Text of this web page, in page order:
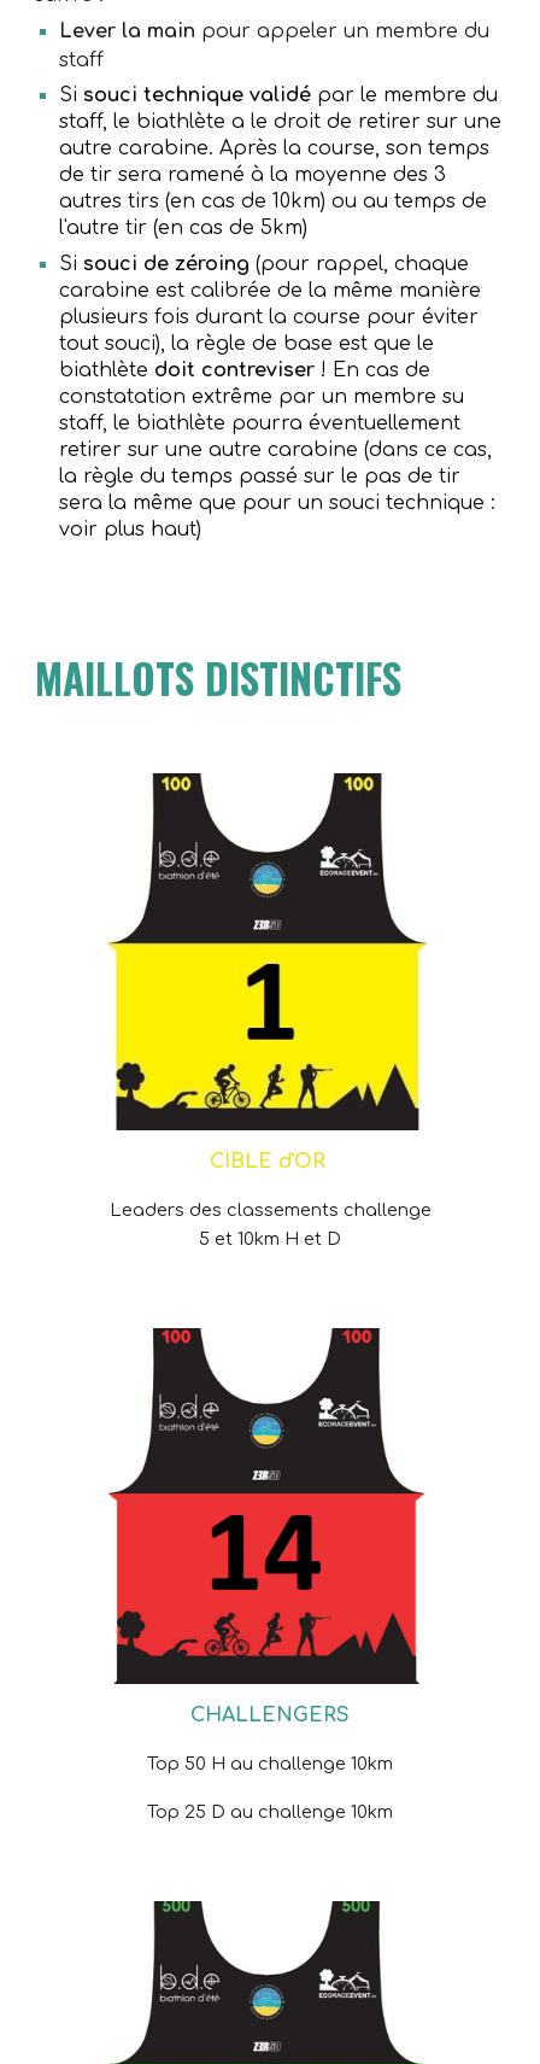
Lever la main pour appeler un membre du
staff
Si souci technique validé par le membre du
staff, le biathlète a le droit de retirer sur une
autre carabine. Après la course, son temps
de tir sera ramené à la moyenne des 3
autres tirs (en cas de 10km) ou au temps de
l'autre tir (en cas de 5km)
Si souci de zéroing (pour rappel, chaque
carabine est calibrée de la même manière
plusieurs fois durant la course pour éviter
tout souci), la règle de base est que le
biathlète doit contreviser ! En cas de
constatation extrême par un membre su
staff, le biathlète pourra éventuellement
retirer sur une autre carabine (dans ce cas,
la règle du temps passé sur le pas de tir
sera la même que pour un souci technique :
voir plus haut)
MAILLOTS DISTINCTIFS
CIBLE d'OR
Leaders des classements challenge
5 et 10km H et D
CHALLENGERS
Top 50 H au challenge 10km
Top 25 D au challenge 10km